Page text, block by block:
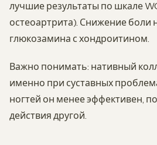
лучшие результаты по шкале
остеоартрита). Снижение боли
глюкозамина с хондроитином.
Важно понимать: нативный
именно при суставных
ногтей он менее эффективен,
действия другой.